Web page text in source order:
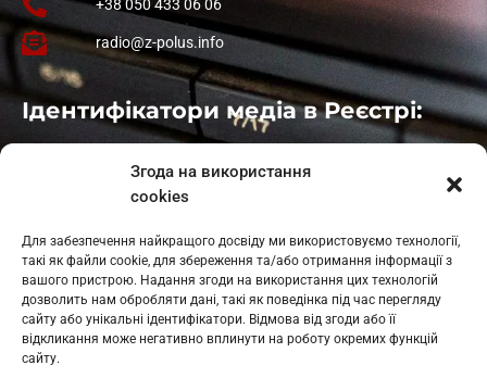
Згода на використання
cookies
Для забезпечення найкращого досвіду ми використовуємо технології,
такі як файли cookie, для збереження та/або отримання інформації з
вашого пристрою. Надання згоди на використання цих технологій
дозволить нам обробляти дані, такі як поведінка під час перегляду
сайту або унікальні ідентифікатори. Відмова від згоди або її
відкликання може негативно вплинути на роботу окремих функцій
сайту.
+38 050 433 06 06
radio@z-polus.info
Ідентифікатори медіа в Реєстрі:
: L11-01410
: L11-01801
Косів: L11-01805
Гарасимів: L11-02274